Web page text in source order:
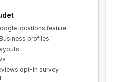
locations feature
profiles
opt-in survey